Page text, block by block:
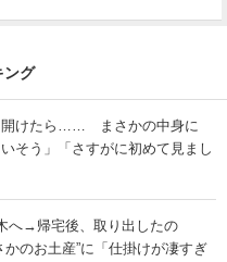
ング
開けたら…… まさかの中身に
そう」「さすがに初めて見まし
へ→帰宅後、取り出したの
のお土産”に「仕掛けが凄すぎ